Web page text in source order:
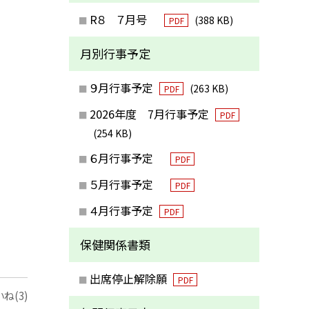
ね(3)
R８ ７月号 PDF (388 KB)
月別行事予定
９月行事予定 PDF (263 KB)
2026年度 7月行事予定 PDF
(254 KB)
６月行事予定 PDF
５月行事予定 PDF
４月行事予定 PDF
保健関係書類
出席停止解除願 PDF